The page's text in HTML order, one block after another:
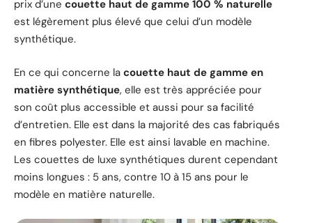
prix d’une couette haut de gamme 100 % naturelle
est légèrement plus élevé que celui d’un modèle
synthétique.
En ce qui concerne la couette haut de gamme en
matière synthétique, elle est très appréciée pour
son coût plus accessible et aussi pour sa facilité
d’entretien. Elle est dans la majorité des cas fabriqués
en fibres polyester. Elle est ainsi lavable en machine.
Les couettes de luxe synthétiques durent cependant
moins longues : 5 ans, contre 10 à 15 ans pour le
modèle en matière naturelle.